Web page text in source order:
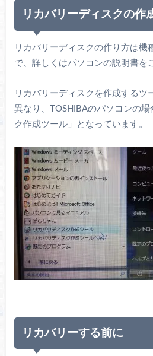
リカバリーディスクの作
リカバリーディスクの作り方は機
で、詳しくはパソコンの説明書を
リカバリーディスクを作成するツ
異なり、TOSHIBAのパソコンの
ク作成ツール」となっています。
リカバリーする前に